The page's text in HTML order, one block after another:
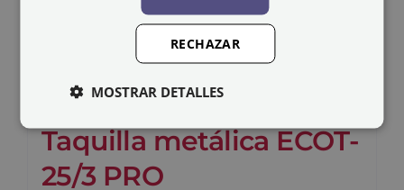
Taquilla metálica ECOT-
25/3 PRO
RECHAZAR
MOSTRAR DETALLES